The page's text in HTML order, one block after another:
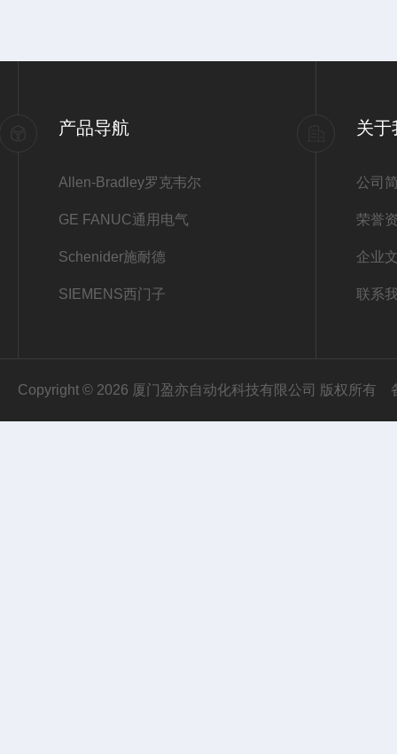
产品导航
Allen-Bradley罗克韦尔
GE FANUC通用电气
Schenider施耐德
SIEMENS西门子
关于
公司
荣誉
企业
联系
Copyright © 2026 厦门盈亦自动化科技有限公司 版权所有